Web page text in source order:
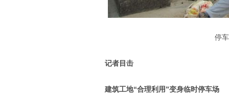
停
记者目击
建筑工地“合理利用”变身临时停车场